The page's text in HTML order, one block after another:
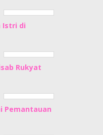
Istri di
Rukyat
Pemantauan